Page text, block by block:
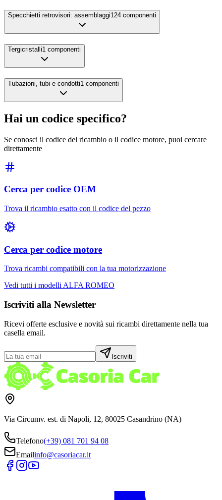
Specchietti retrovisori: assemblaggi124 componenti
Tergicristalli1 componenti
Tubazioni, tubi e condotti1 componenti
Hai un codice specifico?
Se conosci il codice del ricambio o il codice motore, puoi cercare
direttamente
Cerca per codice OEM
Trova il ricambio esatto con il codice del pezzo
Cerca per codice motore
Trova ricambi compatibili con la tua motorizzazione
Vedi tutti i modelli ALFA ROMEO
Iscriviti alla Newsletter
Ricevi offerte esclusive e novità sui ricambi direttamente nella tua
casella email.
Iscriviti
Via Circumv. est. di Napoli, 12, 80025 Casandrino (NA)
Telefono(+39) 081 701 94 08
Emailinfo@casoriacar.it